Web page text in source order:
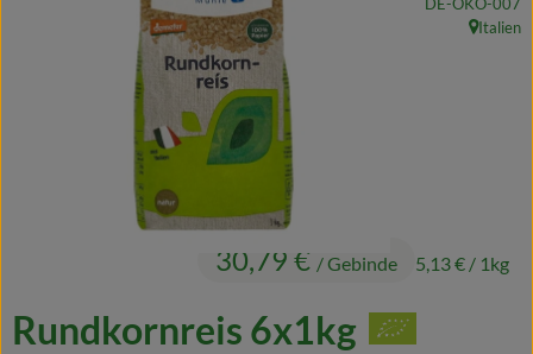
Kosmetik & Drogerie
Angebote & Neues
VINCE Weine
Rundkornreis 6x1kg
30,79 € / Gebinde 5,13 € / 1kg
,
Italien